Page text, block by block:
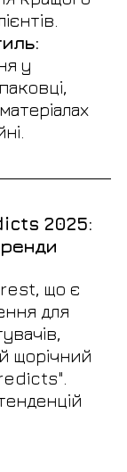
у
2025:
що є
для
щорічний